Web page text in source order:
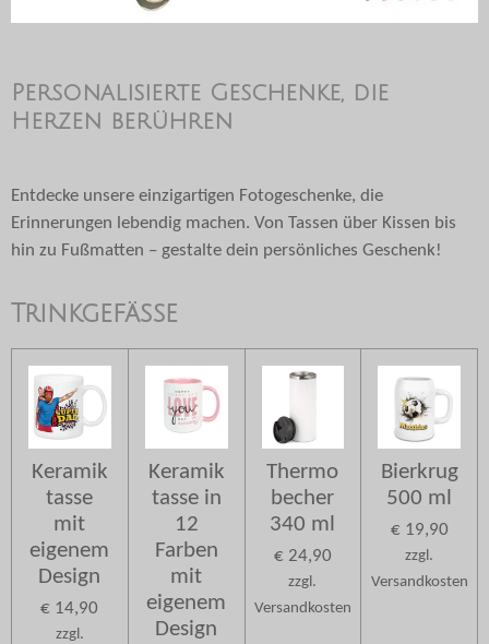
Personalisierte Geschenke, die
Herzen berühren
Entdecke unsere einzigartigen Fotogeschenke, die
Erinnerungen lebendig machen. Von Tassen über Kissen bis
hin zu Fußmatten – gestalte dein persönliches Geschenk!
Trinkgefäße
Keramik
tasse
mit
eigenem
Design
€ 14,90
zzgl.
Keramik
tasse in
12
Farben
mit
eigenem
Design
Thermo
becher
340 ml
€ 24,90
zzgl.
Versandkosten
Bierkrug
500 ml
€ 19,90
zzgl.
Versandkosten